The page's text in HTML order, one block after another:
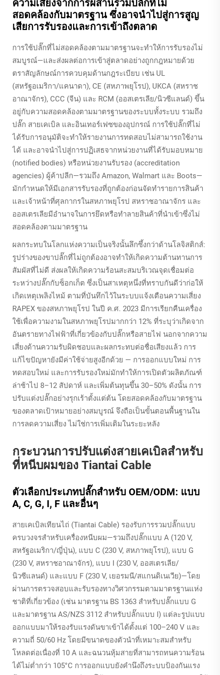
ความเสี่ยงจากการผสานรวมปลั๊กที่ไม่
สอดคล้องกับมาตรฐาน ซึ่งอาจนำไปสู่การสูญ
เสียการรับรองและการเข้าถึงตลาด
การใช้ปลั๊กที่ไม่สอดคล้องตามมาตรฐานจะทำให้การรับรองไม่
สมบูรณ์—และส่งผลต่อการเข้าสู่ตลาดอย่างถูกกฎหมายด้วย
ตราสัญลักษณ์การควบคุมด้านกฎระเบียบ เช่น UL
(สหรัฐอเมริกา/แคนาดา), CE (สหภาพยุโรป), UKCA (สหราช
อาณาจักร), CCC (จีน) และ RCM (ออสเตรเลีย/นิวซีแลนด์) ขึ้น
อยู่กับความสอดคล้องตามมาตรฐานของระบบทั้งระบบ รวมถึง
ปลั๊ก สายเคเบิล และอินเทอร์เฟซของอุปกรณ์ การใช้ปลั๊กที่ไม่
ได้รับการอนุมัติจะทำให้รายงานการทดสอบไม่สามารถใช้งาน
ได้ และอาจนำไปสู่การปฏิเสธจากหน่วยงานที่ได้รับมอบหมาย
(notified bodies) หรือหน่วยงานรับรอง (accreditation
agencies) ผู้ค้าปลีก—รวมถึง Amazon, Walmart และ Boots—
มักกำหนดให้มีเอกสารรับรองที่ถูกต้องก่อนจัดทำรายการสินค้า
และเจ้าหน้าที่ศุลกากรในสหภาพยุโรป สหราชอาณาจักร และ
ออสเตรเลียมีอำนาจในการยึดหรือทำลายสินค้าที่นำเข้าซึ่งไม่
สอดคล้องตามมาตรฐาน
ผลกระทบในโลกแห่งความเป็นจริงนั้นลึกซึ้งกว่าด้านโลจิสติกส์:
รูปร่างของขาปลั๊กที่ไม่ถูกต้องอาจทำให้เกิดความต้านทานการ
สัมผัสที่ไม่ดี ส่งผลให้เกิดความร้อนสะสมบริเวณจุดเชื่อมต่อ
ระหว่างปลั๊กกับซ็อกเก็ต ซึ่งเป็นสาเหตุหนึ่งที่ทราบกันดีว่าก่อให้
เกิดเหตุเพลิงไหม้ ตามที่บันทึกไว้ในระบบแจ้งเตือนความเสี่ยง
RAPEX ของสหภาพยุโรป ในปี ค.ศ. 2023 มีการเรียกคืนเครื่อง
ใช้เพื่อความงามในสหภาพยุโรปมากกว่า 12% ที่ระบุว่าเกิดจาก
อันตรายทางไฟฟ้าที่เกี่ยวข้องกับปลั๊กหรือสายไฟ นอกจากความ
เสี่ยงด้านความรับผิดชอบและผลกระทบต่อชื่อเสียงแล้ว การ
แก้ไขปัญหายังมีค่าใช้จ่ายสูงอีกด้วย — การออกแบบใหม่ การ
ทดสอบใหม่ และการรับรองใหม่มักทำให้การเปิดตัวผลิตภัณฑ์
ล่าช้าไป 8–12 สัปดาห์ และเพิ่มต้นทุนขึ้น 30–50% ดังนั้น การ
ปรับแต่งปลั๊กอย่างรุกเร้าตั้งแต่ต้น โดยสอดคล้องกับมาตรฐาน
ของตลาดเป้าหมายอย่างสมบูรณ์ จึงถือเป็นขั้นตอนพื้นฐานใน
การลดความเสี่ยง ไม่ใช่การเพิ่มเติมในระยะหลัง
กระบวนการปรับแต่งสายเคเบิลสำหรับ
ที่หนีบผมของ Tiantai Cable
ตัวเลือกประเภทปลั๊กสำหรับ OEM/ODM: แบบ
A, C, G, I, F และอื่นๆ
สายเคเบิลเทียนไถ่ (Tiantai Cable) รองรับการรวมปลั๊กแบบ
ครบวงจรสำหรับเครื่องหนีบผม—รวมถึงปลั๊กแบบ A (120 V,
สหรัฐอเมริกา/ญี่ปุ่น), แบบ C (230 V, สหภาพยุโรป), แบบ G
(230 V, สหราชอาณาจักร), แบบ I (230 V, ออสเตรเลีย/
นิวซีแลนด์) และแบบ F (230 V, เยอรมนี/สแกนดิเนเวีย)—โดย
ผ่านการตรวจสอบและรับรองทางวิศวกรรมตามมาตรฐานแห่ง
ชาติที่เกี่ยวข้อง (เช่น มาตรฐาน BS 1363 สำหรับปลั๊กแบบ G
และมาตรฐาน AS/NZS 3112 สำหรับปลั๊กแบบ I) แต่ละรูปแบบ
ออกแบบมาให้รองรับแรงดันขาเข้าได้ตั้งแต่ 100–240 V และ
ความถี่ 50/60 Hz โดยมีขนาดของตัวนำที่เหมาะสมสำหรับ
โหลดต่อเนื่องที่ 10 A และฉนวนหุ้มสายที่สามารถทนความร้อน
ได้ไม่ต่ำกว่า 105°C การออกแบบยังคำนึงถึงระบบป้องกันแรง